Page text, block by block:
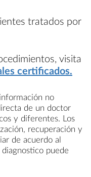
tratados por
visita
certificados.
no
de un doctor
y diferentes. Los
recuperación y
de acuerdo al
puede